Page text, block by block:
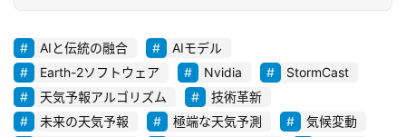
せ
AIと伝統の融合
AIモデル
Earth-2ソフトウェア
Nvidia
StormCast
天気予報アルゴリズム
技術革新
未来の天気予報
極端な天気予測
気候変動